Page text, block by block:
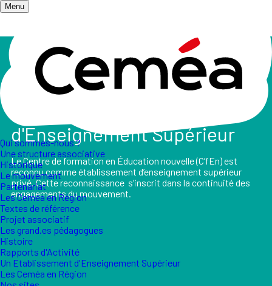
Menu
Qui sommes-nous ?
Une structure associative
Historique
Le mouvement
Partenariat
Les Ceméa en Région
Textes de référence
Projet associatif
Les grand.es pédagogues
Histoire
Rapports d'Activité
Un Etablissement d'Enseignement Supérieur
Les Ceméa en Région
Accueil/
Qui sommes-nous ?
Un Etablissement d'Enseignement Supérieur
d'Enseignement Supérieur
Le Centre de formation en Éducation nouvelle (C’fEn) est
reconnu comme établissement d’enseignement supérieur
privé. Cette reconnaissance s’inscrit dans la continuité des
engagements du mouvement.